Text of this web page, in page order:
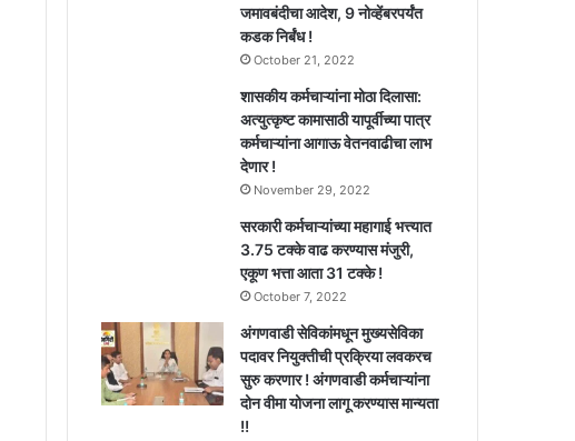
जमावबंदीचा आदेश, 9 नोव्हेंबरपर्यंत
कडक निर्बंध !
October 21, 2022
शासकीय कर्मचाऱ्यांना मोठा दिलासा:
अत्युत्कृष्ट कामासाठी यापूर्वीच्या पात्र
कर्मचाऱ्यांना आगाऊ वेतनवाढीचा लाभ
देणार !
November 29, 2022
सरकारी कर्मचाऱ्यांच्या महागाई भत्त्यात
3.75 टक्के वाढ करण्यास मंजुरी,
एकूण भत्ता आता 31 टक्के !
October 7, 2022
अंगणवाडी सेविकांमधून मुख्यसेविका
पदावर नियुक्तीची प्रक्रिया लवकरच
सुरु करणार ! अंगणवाडी कर्मचाऱ्यांना
दोन वीमा योजना लागू करण्यास मान्यता
!!